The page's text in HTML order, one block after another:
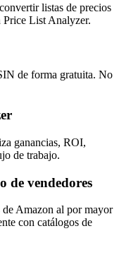
listas de precios
Price List Analyzer.
de forma gratuita. No
ganancias, ROI,
de trabajo.
de vendedores
de Amazon al por mayor
con catálogos de